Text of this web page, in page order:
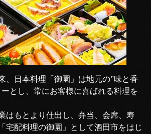
、日本料理「御園」は地元の”味と香
とし、常にお客様に喜ばれる料理を
はもとより仕出し、弁当、会席、寿
宅配料理の御園」として酒田市をはじ